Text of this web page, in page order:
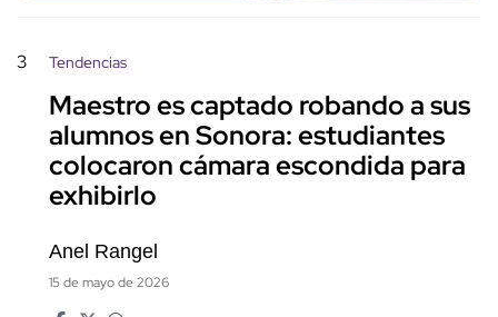
3 Tendencias
Maestro es captado robando a sus
alumnos en Sonora: estudiantes
colocaron cámara escondida para
exhibirlo
Anel Rangel
15 de mayo de 2026